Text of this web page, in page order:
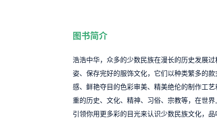
图书简介
浩浩中华，众多的少数民族在漫长的历史发展
姿、保存完好的服饰文化，它们以种类繁多的
感、鲜艳夺目的色彩审美、精美绝伦的制作工
重的历史、文化、精神、习俗、宗教等，在世
引领你用更多彩的目光来认识少数民族文化，